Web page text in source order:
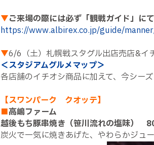
▼ご来場の際には必ず「観戦ガイド」に
https://www.albirex.co.jp/guide/
▼6/6（土）札幌戦スタグル出店売店&イ
＜スタジアムグルメマップ＞
各店舗のイチオシ商品に加えて、今シー
【スワンパーク クオッテ】
■高嶋ファーム
越後もち豚串焼き（笹川流れの塩味）
炭火で一気に焼きあげた、やわらかジュ